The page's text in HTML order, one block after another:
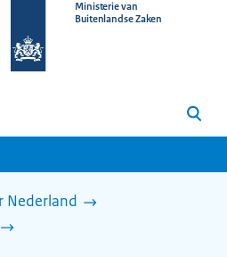
Ministerie van
Buitenlandse Zaken
Zoeken
Nederland